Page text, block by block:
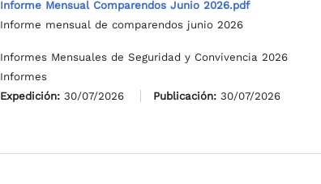
Informe Mensual Comparendos Junio 2026.pdf
Informe mensual de comparendos junio 2026
Informes Mensuales de Seguridad y Convivencia 2026
Informes
Expedición: 30/07/2026 Publicación: 30/07/2026